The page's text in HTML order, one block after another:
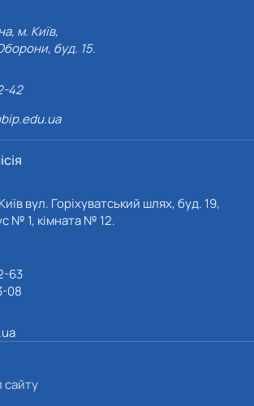
м. Київ,
буд. 15.
42
вул. Горіхуватський шлях, буд. 19,
№ 1, кімната № 12.
63
08
сайту